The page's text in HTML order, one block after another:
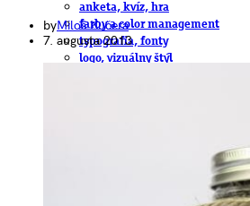
anketa, kvíz, hra
farby a color management
typografia, fonty
logo, vizuálny štýl
byMiloš Kučera
7. augusta 2013